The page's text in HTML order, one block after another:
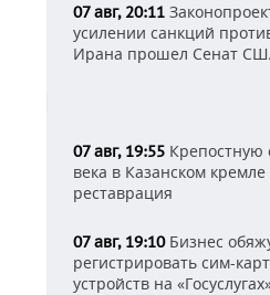
07 авг, 20:11
усилении санкций
Ирана прошел Сенат
07 авг, 19:55 Крепостную
века в Казанском
реставрация
07 авг, 19:10Бизнес
регистрировать сим-
устройств на